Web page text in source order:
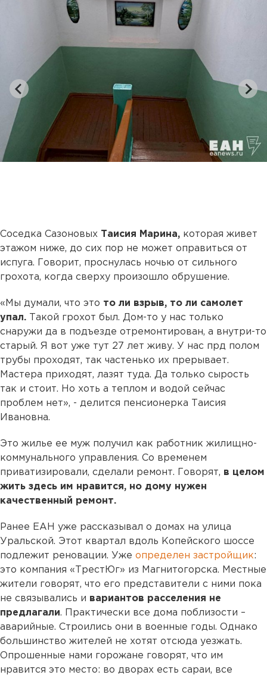
Соседка Сазоновых Таисия Марина, которая живет
этажом ниже, до сих пор не может оправиться от
испуга. Говорит, проснулась ночью от сильного
грохота, когда сверху произошло обрушение.
«Мы думали, что это то ли взрыв, то ли самолет
упал.
Такой грохот был. Дом-то у нас только
снаружи да в подъезде отремонтирован, а внутри-то
старый. Я вот уже тут 27 лет живу. У нас прд полом
трубы проходят, так частенько их прерывает.
Мастера приходят, лазят туда. Да только сырость
так и стоит. Но хоть а теплом и водой сейчас
проблем нет», - делится пенсионерка Таисия
Ивановна.
Это жилье ее муж получил как работник жилищно-
коммунального управления. Со временем
приватизировали, сделали ремонт. Говорят, в целом
жить здесь им нравится, но дому нужен
качественный ремонт.
Ранее ЕАН уже рассказывал о домах на улица
Уральской. Этот квартал вдоль Копейского шоссе
подлежит реновации. Уже определен застройщик:
это компания «ТрестЮг» из Магнитогорска. Местные
жители говорят, что его представители с ними пока
не связывались и вариантов расселения не
предлагали. Практически все дома поблизости –
аварийные. Строились они в военные годы. Однако
большинство жителей не хотят отсюда уезжать.
Опрошенные нами горожане говорят, что им
нравится это место: во дворах есть сараи, все